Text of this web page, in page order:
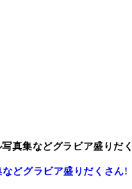
真集などグラビア盛りだ
どグラビア盛りだくさん!